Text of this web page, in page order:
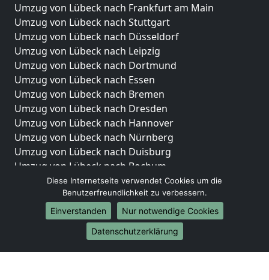
Umzug von Lübeck nach Frankfurt am Main
Umzug von Lübeck nach Stuttgart
Umzug von Lübeck nach Düsseldorf
Umzug von Lübeck nach Leipzig
Umzug von Lübeck nach Dortmund
Umzug von Lübeck nach Essen
Umzug von Lübeck nach Bremen
Umzug von Lübeck nach Dresden
Umzug von Lübeck nach Hannover
Umzug von Lübeck nach Nürnberg
Umzug von Lübeck nach Duisburg
Umzug von Lübeck nach Bochum
Umzug von Lübeck nach Wuppertal
Umzug von Lübeck nach Bielefeld
Umzug von Lübeck nach Bonn
Umzug von Lübeck nach Münster
Diese Internetseite verwendet Cookies um die
Benutzerfreundlichkeit zu verbessern.
Einverstanden
Nur notwendige Cookies
Datenschutzerklärung